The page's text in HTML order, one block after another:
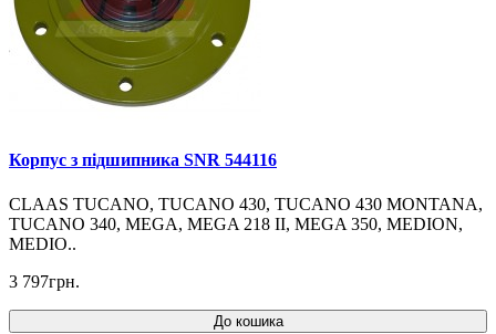
Корпус з підшипника SNR 544116
CLAAS TUCANO, TUCANO 430, TUCANO 430 MONTANA,
TUCANO 340, MEGA, MEGA 218 II, MEGA 350, MEDION,
MEDIO..
3 797грн.
До кошика